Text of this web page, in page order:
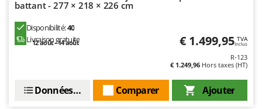
battant - 277 × 218 × 226 cm
Disponibilité:40
Livraison gratuite
12 août - 14 août € 1.499,95 TVA
Inclus
R-123
€ 1.249,96 Hors taxes (HT)
Ajouter
Comparer
Données techniques